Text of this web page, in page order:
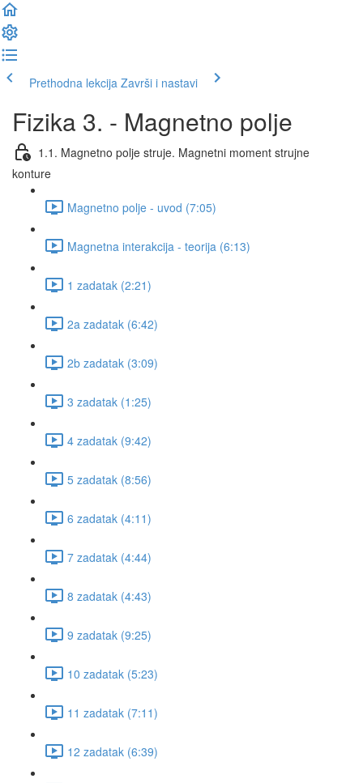
Prethodna lekcija Završi i nastavi
Fizika 3. - Magnetno polje
1.1. Magnetno polje struje. Magnetni moment strujne
konture
Magnetno polje - uvod (7:05)
Magnetna interakcija - teorija (6:13)
1 zadatak (2:21)
2a zadatak (6:42)
2b zadatak (3:09)
3 zadatak (1:25)
4 zadatak (9:42)
5 zadatak (8:56)
6 zadatak (4:11)
7 zadatak (4:44)
8 zadatak (4:43)
9 zadatak (9:25)
10 zadatak (5:23)
11 zadatak (7:11)
12 zadatak (6:39)